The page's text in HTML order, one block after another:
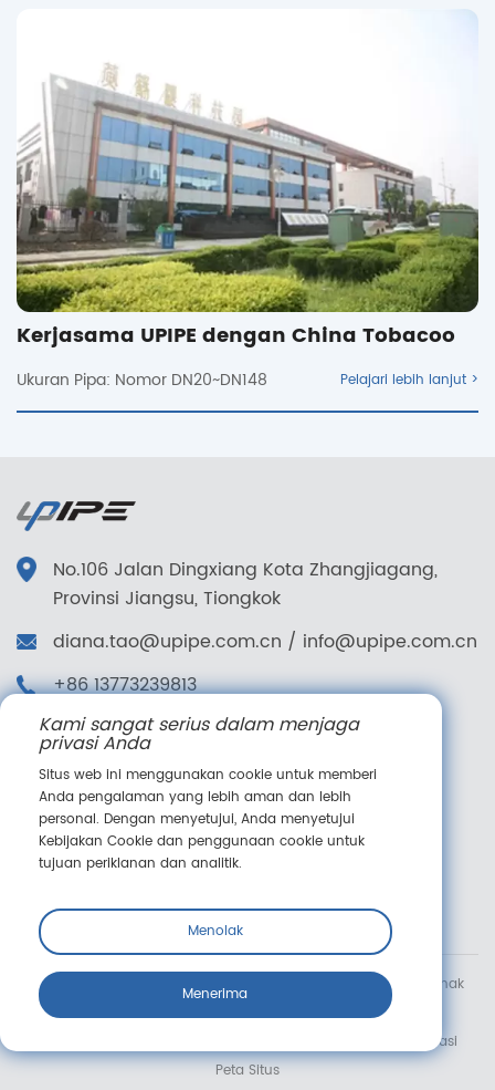
Kerjasama UPIPE dengan China Tobacoo
Ukuran Pipa: Nomor DN20~DN148 Pelajari lebih lanjut >
No.106 Jalan Dingxiang Kota Zhangjiagang,
Provinsi Jiangsu, Tiongkok
diana.tao@upipe.com.cn / info@upipe.com.cn
+86 13773239813
+86 13773239813
Ikuti kami
Hak Cipta © Suzhou Jieyou Fluid Technology Co., Ltd. Semua hak
Pemberitahuan Privasi
Peta Situs
Kami sangat serius dalam menjaga
privasi Anda
Situs web ini menggunakan cookie untuk memberi
Anda pengalaman yang lebih aman dan lebih
personal. Dengan menyetujui, Anda menyetujui
Kebijakan Cookie dan penggunaan cookie untuk
tujuan periklanan dan analitik.
Menolak
Menerima